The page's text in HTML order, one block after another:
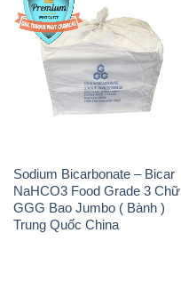
Sodium Bicarbonate – Bicar
NaHCO3 Food Grade 3 Chữ
GGG Bao Jumbo ( Bành )
Trung Quốc China